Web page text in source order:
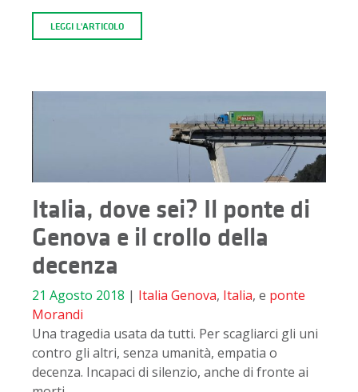
LEGGI L'ARTICOLO
Italia, dove sei? Il ponte di
Genova e il crollo della
decenza
21 Agosto 2018 | Italia Genova, Italia, e ponte
Morandi
Una tragedia usata da tutti. Per scagliarci gli uni
contro gli altri, senza umanità, empatia o
decenza. Incapaci di silenzio, anche di fronte ai